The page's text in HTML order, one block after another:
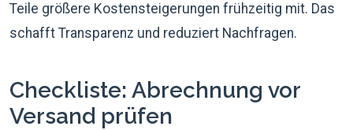
Teile größere Kostensteigerungen frühzeitig mit. Das
schafft Transparenz und reduziert Nachfragen.
Checkliste: Abrechnung vor
Versand prüfen